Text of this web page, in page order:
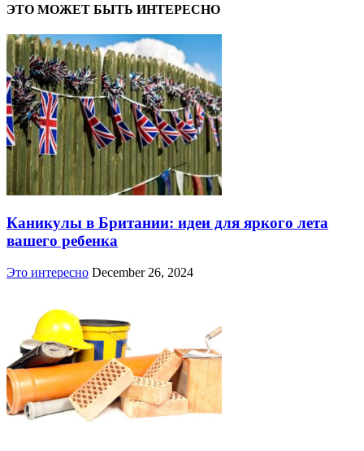
ЭТО МОЖЕТ БЫТЬ ИНТЕРЕСНО
Каникулы в Британии: идеи для яркого лета
вашего ребенка
Это интересно December 26, 2024